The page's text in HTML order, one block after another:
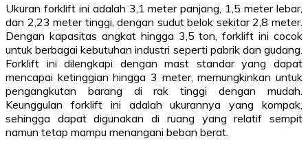
Ukuran forklift ini adalah 3,1 meter panjang, 1,5 meter lebar,
dan 2,23 meter tinggi, dengan sudut belok sekitar 2,8 meter.
Dengan kapasitas angkat hingga 3,5 ton, forklift ini cocok
untuk berbagai kebutuhan industri seperti pabrik dan gudang.
Forklift ini dilengkapi dengan mast standar yang dapat
mencapai ketinggian hingga 3 meter, memungkinkan untuk
pengangkutan barang di rak tinggi dengan mudah.
Keunggulan forklift ini adalah ukurannya yang kompak,
sehingga dapat digunakan di ruang yang relatif sempit
namun tetap mampu menangani beban berat.